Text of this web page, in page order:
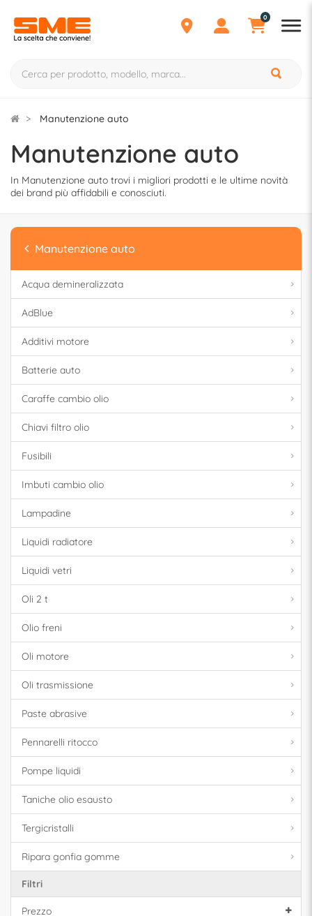
0
Manutenzione auto
Manutenzione auto
In Manutenzione auto trovi i migliori prodotti e le ultime novità
dei brand più affidabili e conosciuti.
Manutenzione auto
Acqua demineralizzata
AdBlue
Additivi motore
Batterie auto
Caraffe cambio olio
Chiavi filtro olio
Fusibili
Imbuti cambio olio
Lampadine
Liquidi radiatore
Liquidi vetri
Oli 2 t
Olio freni
Oli motore
Oli trasmissione
Paste abrasive
Pennarelli ritocco
Pompe liquidi
Taniche olio esausto
Tergicristalli
Ripara gonfia gomme
Filtri
Prezzo